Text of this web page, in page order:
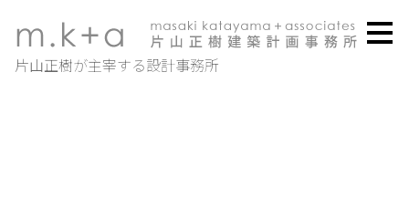
イ
ン
の
片山正樹が主宰する設計事務所